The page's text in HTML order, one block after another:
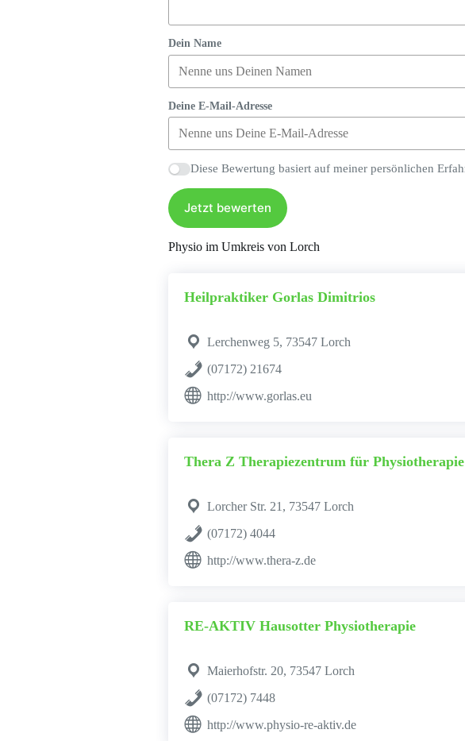
Dein Name
Deine E-Mail-Adresse
Diese Bewertung basiert auf meiner persönlichen
Jetzt bewerten
Physio im Umkreis von Lorch
Heilpraktiker Gorlas Dimitrios
Lerchenweg 5, 73547 Lorch
(07172) 21674
http://www.gorlas.eu
Thera Z Therapiezentrum für
Lorcher Str. 21, 73547 Lorch
(07172) 4044
http://www.thera-z.de
RE-AKTIV Hausotter Physiotherapie
Maierhofstr. 20, 73547 Lorch
(07172) 7448
http://www.physio-re-aktiv.de